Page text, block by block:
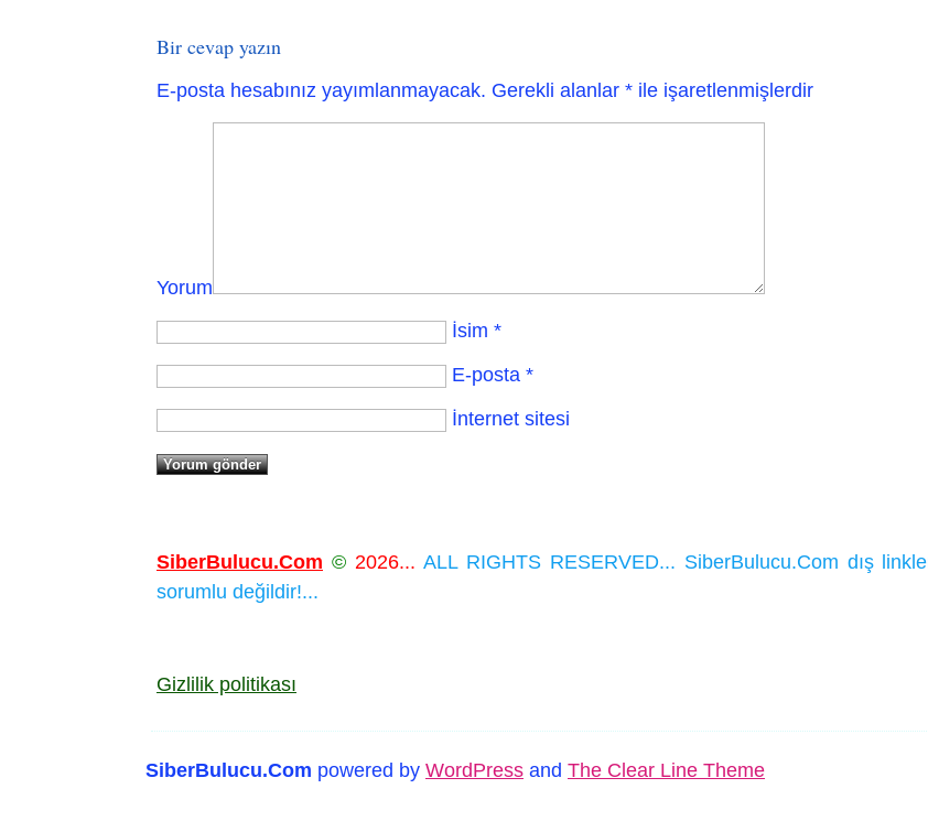
Bir cevap yazın
E-posta hesabınız yayımlanmayacak. Gerekli alanlar * ile işaretlenmişlerdir
Yorum
İsim *
E-posta *
İnternet sitesi
SiberBulucu.Com © 2026... ALL RIGHTS RESERVED... SiberBulucu.Com dış
sorumlu değildir!...
Gizlilik politikası
SiberBulucu.Com powered by WordPress and The Clear Line Theme